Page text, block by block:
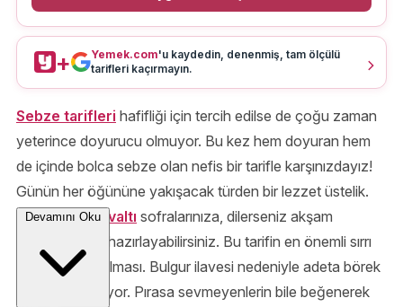
+ Yemek.com'u kaydedin, denenmiş, tam ölçülü
tarifleri kaçırmayın.
Sebze tarifleri hafifliği için tercih edilse de çoğu zaman
yeterince doyurucu olmuyor. Bu kez hem doyuran hem
de içinde bolca sebze olan nefis bir tarifle karşınızdayız!
Günün her öğününe yakışacak türden bir lezzet üstelik.
Dilersenizkahvaltı sofralarınıza, dilerseniz akşam
yemeklerinize hazırlayabilirsiniz. Bu tarifin en önemli sırrı
içinde bulgur olması. Bulgur ilavesi nedeniyle adeta börek
lezzetinde oluyor. Pırasa sevmeyenlerin bile beğenerek
Devamını Oku